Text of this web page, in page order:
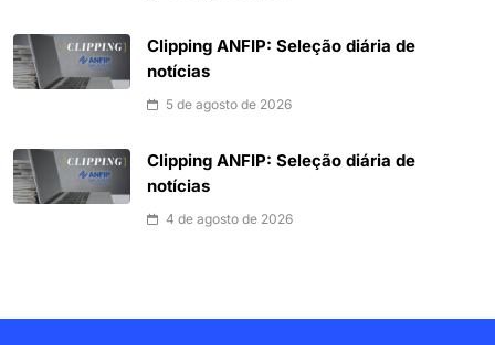
Clipping ANFIP: Seleção diária de
notícias
5 de agosto de 2026
Clipping ANFIP: Seleção diária de
notícias
4 de agosto de 2026